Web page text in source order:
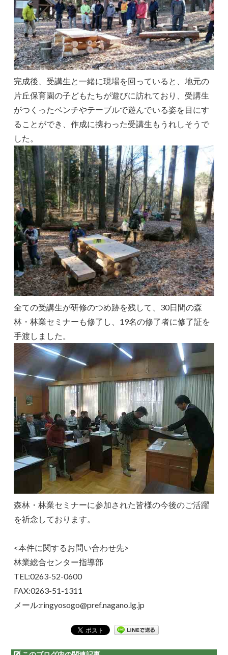
完成後、受講生と一緒に現場を回っていると、地元の
片丘保育園の子どもたちが遊びに訪れており、受講生
がつくったベンチやテーブルで遊んでいる姿を目にす
ることができ、作成に携わった受講生もうれしそうで
した。
全ての受講生が研修のつめ跡を残して、30日間の森
林・林業セミナーも修了し、19名の修了者に修了証を
手渡しました。
森林・林業セミナーに参加された皆様の今後のご活躍
を祈念しております。
<本件に関するお問い合わせ先>
林業総合センター指導部
TEL:0263-52-0600
FAX:0263-51-1311
メール:ringyosogo@pref.nagano.lg.jp